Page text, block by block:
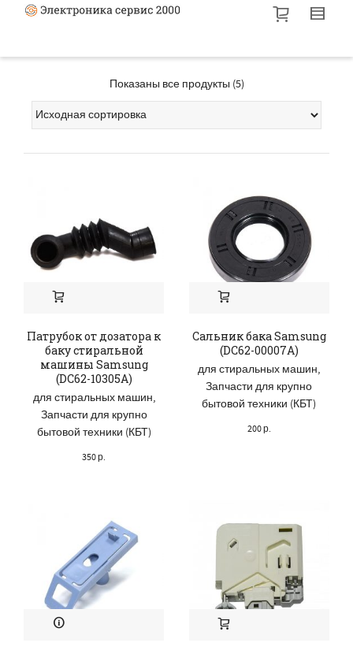
Показаны все продукты (5)
Патрубок от дозатора к
баку стиральной
машины Samsung
(DC62-10305A)
для стиральных машин,
Запчасти для крупно
бытовой техники (КБТ)
350р.
Сальник бака Samsung
(DC62-00007A)
для стиральных машин,
Запчасти для крупно
бытовой техники (КБТ)
200р.